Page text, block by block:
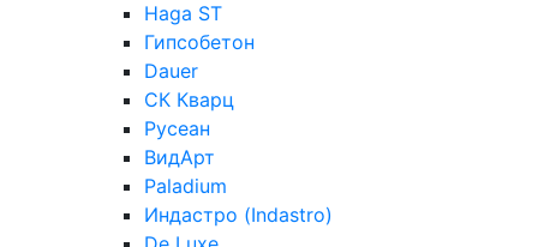
Haga ST
Гипсобетон
Dauer
СК Кварц
Русеан
ВидАрт
Paladium
Индастро (Indastro)